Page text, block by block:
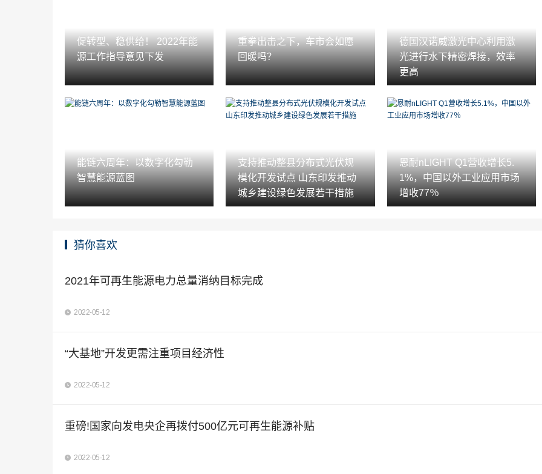
促转型、稳供给！ 2022年能
源工作指导意见下发
重拳出击之下，车市会如愿
回暖吗？
德国汉诺威激光中心利用激
光进行水下精密焊接，效率
更高
能链六周年：以数字化勾勒
智慧能源蓝图
支持推动整县分布式光伏规
模化开发试点 山东印发推动
城乡建设绿色发展若干措施
恩耐nLIGHT Q1营收增长5.
1%，中国以外工业应用市场
增收77％
猜你喜欢
2021年可再生能源电力总量消纳目标完成
2022-05-12
“大基地”开发更需注重项目经济性
2022-05-12
重磅!国家向发电央企再拨付500亿元可再生能源补贴
2022-05-12